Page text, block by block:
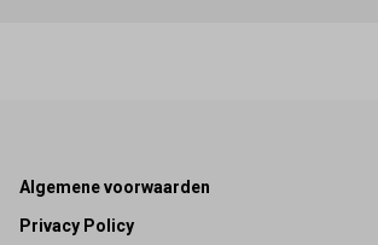
Footer
Algemene voorwaarden
Privacy Policy